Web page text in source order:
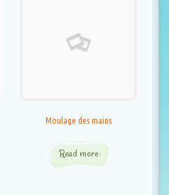
Moulage des mains
Read more